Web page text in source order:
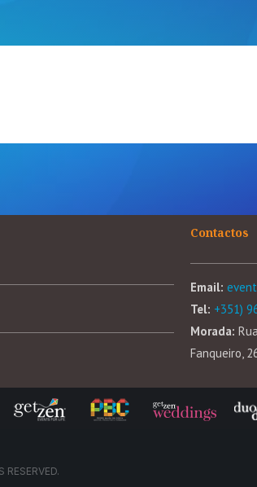
Contactos
Email:
Tel: +351)
Morada:
Fanqueiro,